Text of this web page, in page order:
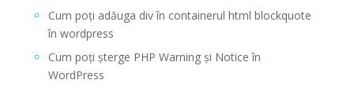
Cum poți adăuga div în containerul html blockquote
în wordpress
Cum poți șterge PHP Warning și Notice în
WordPress